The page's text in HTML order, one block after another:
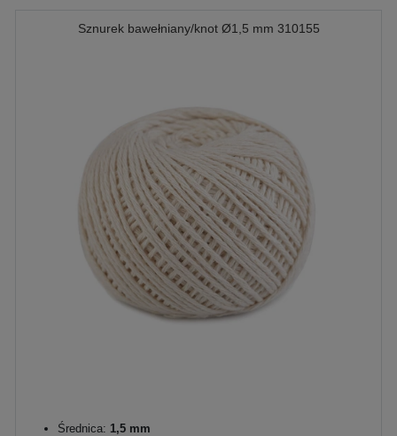
Sznurek bawełniany/knot Ø1,5 mm 310155
Średnica: 1,5 mm